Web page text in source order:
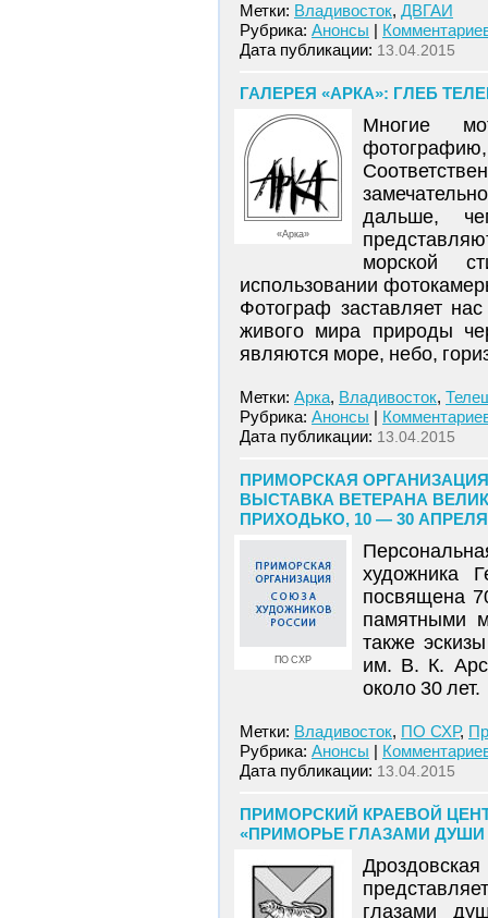
Метки: Владивосток, ДВГАИ
Рубрика: Анонсы |
Дата публикации: 13.04.2015
ГАЛЕРЕЯ «АРКА»: ГЛЕБ
«Арка»
Многие
дальше,
морской
использовании
Фотограф заставляет
живого мира природы
являются море, небо,
Метки: Арка, Владивосток,
Рубрика: Анонсы |
Дата публикации: 13.04.2015
ПРИМОРСКАЯ
ВЫСТАВКА ВЕТЕРАНА
ПРИХОДЬКО, 10 — 30 АПРЕЛЯ
ПО СХР
художника
посвящена
памятными
также
им. В. К.
около 30 лет.
Метки: Владивосток, ПО СХР,
Рубрика: Анонсы |
Дата публикации: 13.04.2015
ПРИМОРСКИЙ КРАЕВОЙ
«ПРИМОРЬЕ ГЛАЗАМИ ДУШИ
глазами